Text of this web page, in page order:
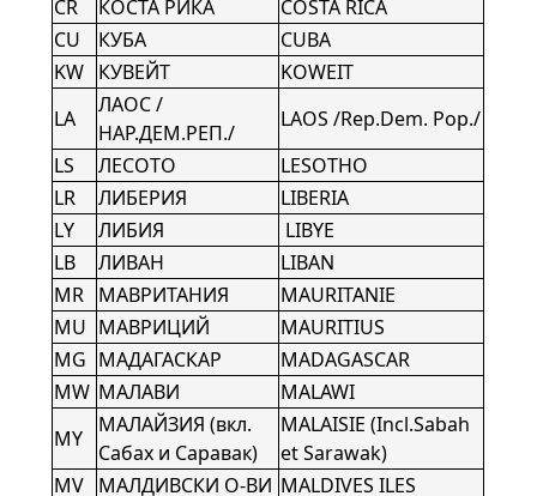
CR КОСТА РИКА
COSTA RICA
CU
КУБА
CUBA
KW КУВЕЙТ
KOWEIT
LA
ЛАОС /
НАР.ДЕМ.РЕП./
LAOS /Rep.Dem. Pop./
LS
ЛЕСОТО
LESOTHO
LR
ЛИБЕРИЯ
LIBERIA
LY
ЛИБИЯ
LIBYE
LB
ЛИВАН
LIBAN
MR МАВРИТАНИЯ
MAURITANIE
MU МАВРИЦИЙ
MAURITIUS
MG МАДАГАСКАР
MADAGASCAR
MW МАЛАВИ
MALAWI
MY
МАЛАЙЗИЯ (вкл.
Сабах и Саравак)
MALAISIE (Incl.Sabah
et Sarawak)
MV МАЛДИВСКИ О-ВИ MALDIVES ILES